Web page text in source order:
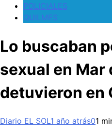
POLICIALES
QUILMES
Lo buscaban
sexual en Mar
detuvieron en
Diario EL SOL1 año atrás01